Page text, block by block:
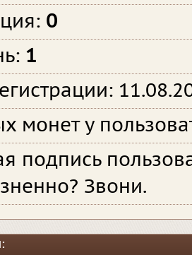
0
1
монет у
подпись
Звони.